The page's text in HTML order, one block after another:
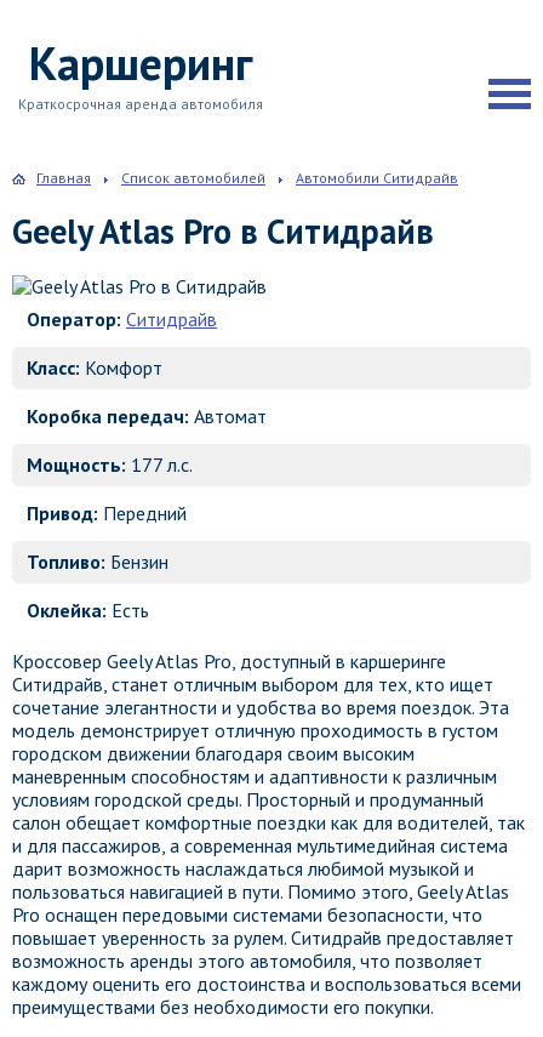
Каршеринг
Краткосрочная аренда автомобиля
Главная Список автомобилей Автомобили Ситидрайв
Geely Atlas Pro в Ситидрайв
Оператор: Ситидрайв
Класс: Комфорт
Коробка передач: Автомат
Мощность: 177 л.с.
Привод: Передний
Топливо: Бензин
Оклейка: Есть
Кроссовер Geely Atlas Pro, доступный в каршеринге
Ситидрайв, станет отличным выбором для тех, кто ищет
сочетание элегантности и удобства во время поездок. Эта
модель демонстрирует отличную проходимость в густом
городском движении благодаря своим высоким
маневренным способностям и адаптивности к различным
условиям городской среды. Просторный и продуманный
салон обещает комфортные поездки как для водителей, так
и для пассажиров, а современная мультимедийная система
дарит возможность наслаждаться любимой музыкой и
пользоваться навигацией в пути. Помимо этого, Geely Atlas
Pro оснащен передовыми системами безопасности, что
повышает уверенность за рулем. Ситидрайв предоставляет
возможность аренды этого автомобиля, что позволяет
каждому оценить его достоинства и воспользоваться всеми
преимуществами без необходимости его покупки.